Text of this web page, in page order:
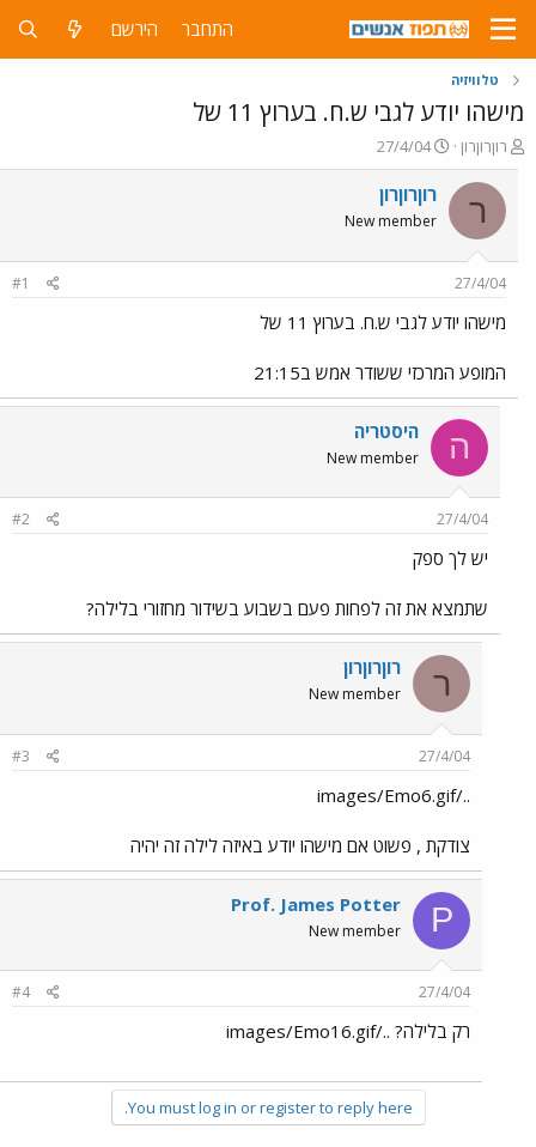
התחבר הירשם
טלוויזיה
מישהו יודע לגבי ש.ח. בערוץ 11 של
פ
ו
ת
ח
ה
ש
א
רוןרוןרון
פ
ו
ר
ם
ר
27/4/04
ר רוןרוןרון
New member
27/4/04
#1
מישהו יודע לגבי ש.ח. בערוץ 11 של
המופע המרכזי ששודר אמש ב21:15
ה היסטריה
New member
27/4/04
#2
יש לך ספק
שתמצא את זה לפחות פעם בשבוע בשידור מחזורי בלילה?
ר רוןרוןרון
New member
27/4/04
#3
../images/Emo6.gif
צודקת , פשוט אם מישהו יודע באיזה לילה זה יהיה
P
Prof. James Potter
New member
27/4/04
#4
רק בלילה? ../images/Emo16.gif
You must log in or register to reply here.